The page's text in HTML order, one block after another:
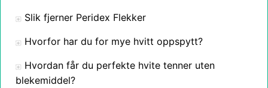
Slik fjerner Peridex Flekker
Hvorfor har du for mye hvitt oppspytt?
Hvordan får du perfekte hvite tenner uten
blekemiddel?